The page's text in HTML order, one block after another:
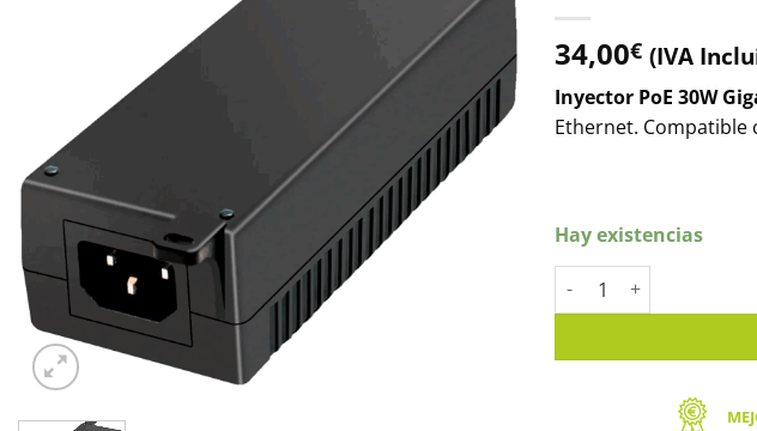
34,00€ (IVA
Inyector PoE 30W
Ethernet. Compatible
Hay existencias
Inyector PoE+ 1 Puerto